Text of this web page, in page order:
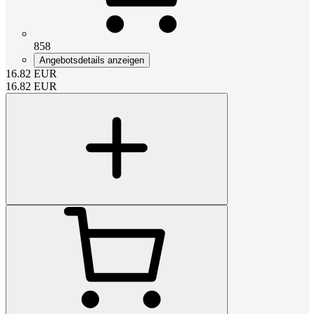
858
Angebotsdetails anzeigen
16.82 EUR
16.82 EUR